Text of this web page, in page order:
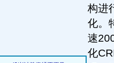
构进
化。
速
化